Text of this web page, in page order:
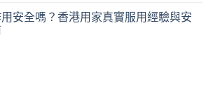
安全嗎？香港用家真實服用經驗與安